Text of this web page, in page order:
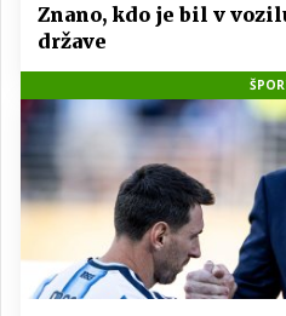
Znano, kdo je bil v
države